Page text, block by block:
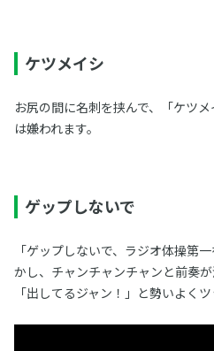
ケツメイシ
お尻の間に名刺を挟んで、「ケツ
は嫌われます。
ゲップしないで
「ゲップしないで、ラジオ体操第
かし、チャンチャンチャンと前奏が
「出してるジャン！」と勢いよくツ